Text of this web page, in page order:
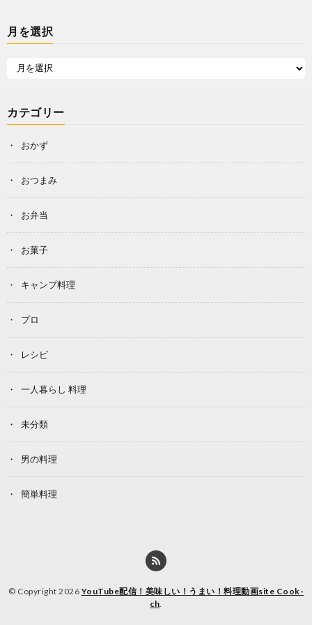
月を選択
カテゴリー
おかず
おつまみ
お弁当
お菓子
キャンプ料理
プロ
レシピ
一人暮らし 料理
未分類
男の料理
簡単料理
© Copyright 2026 YouTube配信！美味しい！うまい！料理動画site Cook-
ch